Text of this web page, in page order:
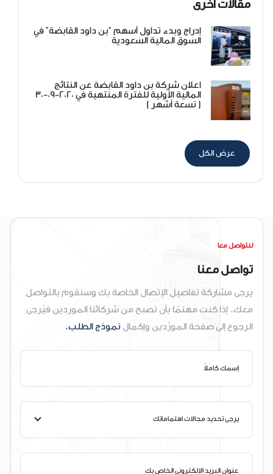
مقالات أخرى
إدراج وبدء تداول أسهم "بن داود القابضة" في
السوق المالية السعودية
اعلان شركة بن داود القابضة عن النتائج
المالية الأولية للفترة المنتهية في 2020-09-30
( تسعة أشهر )
عرض الكل
لنتواصل معا
تواصل معنا
يرجى مشاركة تفاصيل الإتصال الخاصة بك وسنقوم بالتواصل
معك. إذا كنت مهتمًا بأن تصبح من شركائنا الموردين فيُرجى
الرجوع إلى صفحة المورّدين وإكمال نموذج الطلب.
يرجى تحديد مجالات اهتماماتك